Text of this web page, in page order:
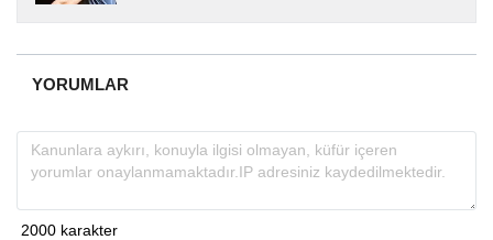
almakta, haber akışı...
YORUMLAR